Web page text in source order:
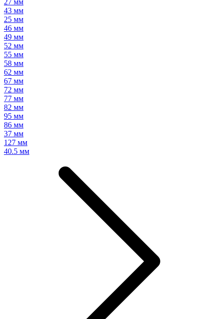
27 мм
43 мм
25 мм
46 мм
49 мм
52 мм
55 мм
58 мм
62 мм
67 мм
72 мм
77 мм
82 мм
95 мм
86 мм
37 мм
127 мм
40.5 мм